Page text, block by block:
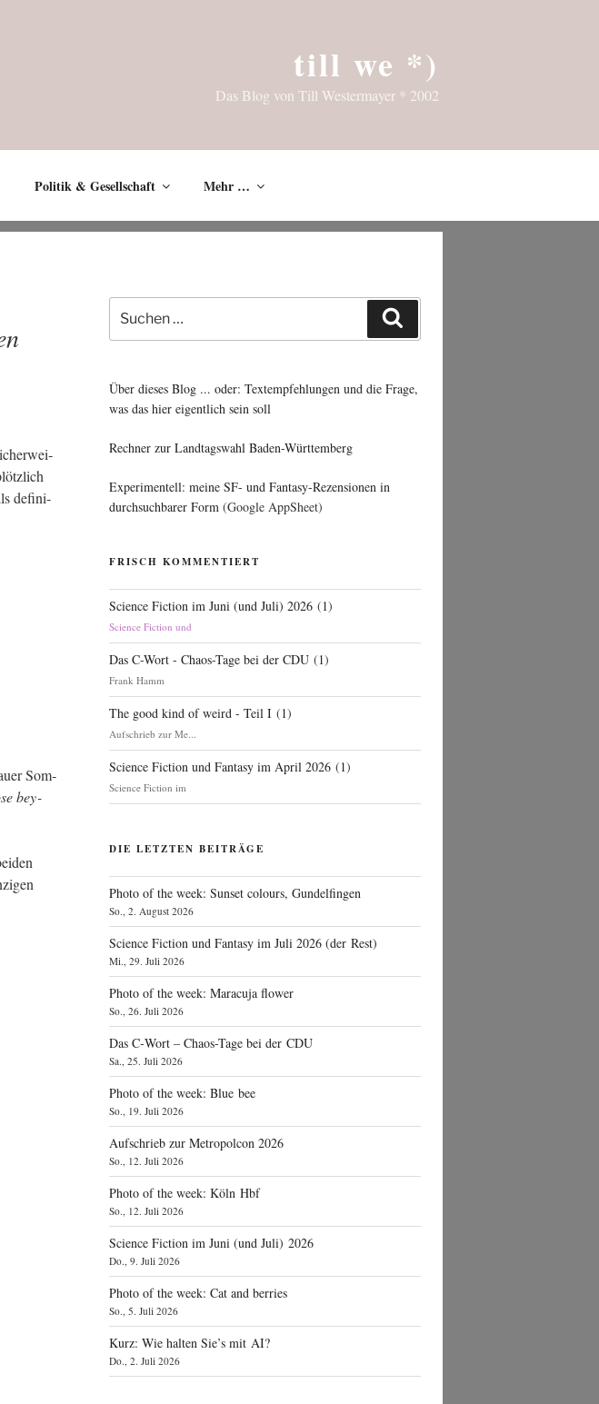
till we *)
Das Blog von Till Westermayer * 2002
Politik & Gesellschaft Mehr …
defi­ni­
Som­
bey­
Suche
nach:
Über dieses Blog ... oder: Textempfehlungen und die Frage,
was das hier eigentlich sein soll
Rechner zur Landtagswahl Baden-Württemberg
Experimentell: meine SF- und Fantasy-Rezensionen in
durchsuchbarer Form (Google AppSheet)
FRISCH KOMMENTIERT
Science Fiction im Juni (und Juli) 2026 (1)
Science Fiction und
Das C-Wort - Chaos-Tage bei der CDU (1)
Frank Hamm
The good kind of weird - Teil I (1)
Aufschrieb zur Me...
Science Fiction und Fantasy im April 2026 (1)
Science Fiction im
DIE LETZTEN BEITRÄGE
Photo of the week: Sunset colours, Gundelfingen
So., 2. August 2026
Science Fiction und Fantasy im Juli 2026 (der Rest)
Mi., 29. Juli 2026
Photo of the week: Maracuja flower
So., 26. Juli 2026
Das C‑Wort – Chaos-Tage bei der CDU
Sa., 25. Juli 2026
Photo of the week: Blue bee
So., 19. Juli 2026
Aufschrieb zur Metropolcon 2026
So., 12. Juli 2026
Photo of the week: Köln Hbf
So., 12. Juli 2026
Science Fiction im Juni (und Juli) 2026
Do., 9. Juli 2026
Photo of the week: Cat and berries
So., 5. Juli 2026
Kurz: Wie halten Sie’s mit AI?
Do., 2. Juli 2026